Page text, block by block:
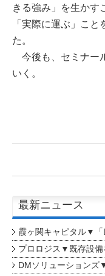
きる強み」を生かす
「実際に運ぶ」こ
た。
今後も、セミナー
いく。
最新ニュース
霞ヶ関キャピタル▼「
プロロジス▼既存設備
DMソリューションズ